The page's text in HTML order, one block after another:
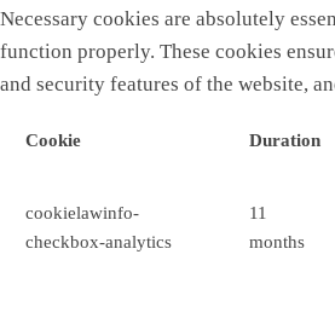
Necessary cookies are absolutely
function properly. These cookies
and security features of the website,
Cookie Duration
cookielawinfo-
checkbox-analytics
11
months